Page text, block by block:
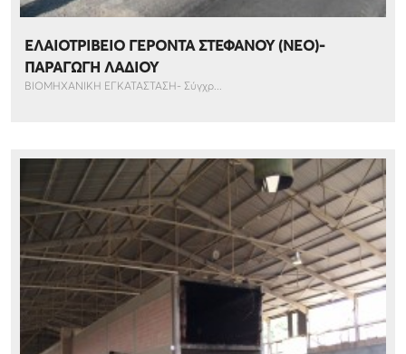
ΕΛΑΙΟΤΡΙΒΕΙΟ ΓΕΡΟΝΤΑ ΣΤΕΦΑΝΟΥ (NEO)-
ΠΑΡΑΓΩΓΗ ΛΑΔΙΟΥ
ΒΙΟΜΗΧΑΝΙΚΗ ΕΓΚΑΤΑΣΤΑΣΗ- Σύγχρ...